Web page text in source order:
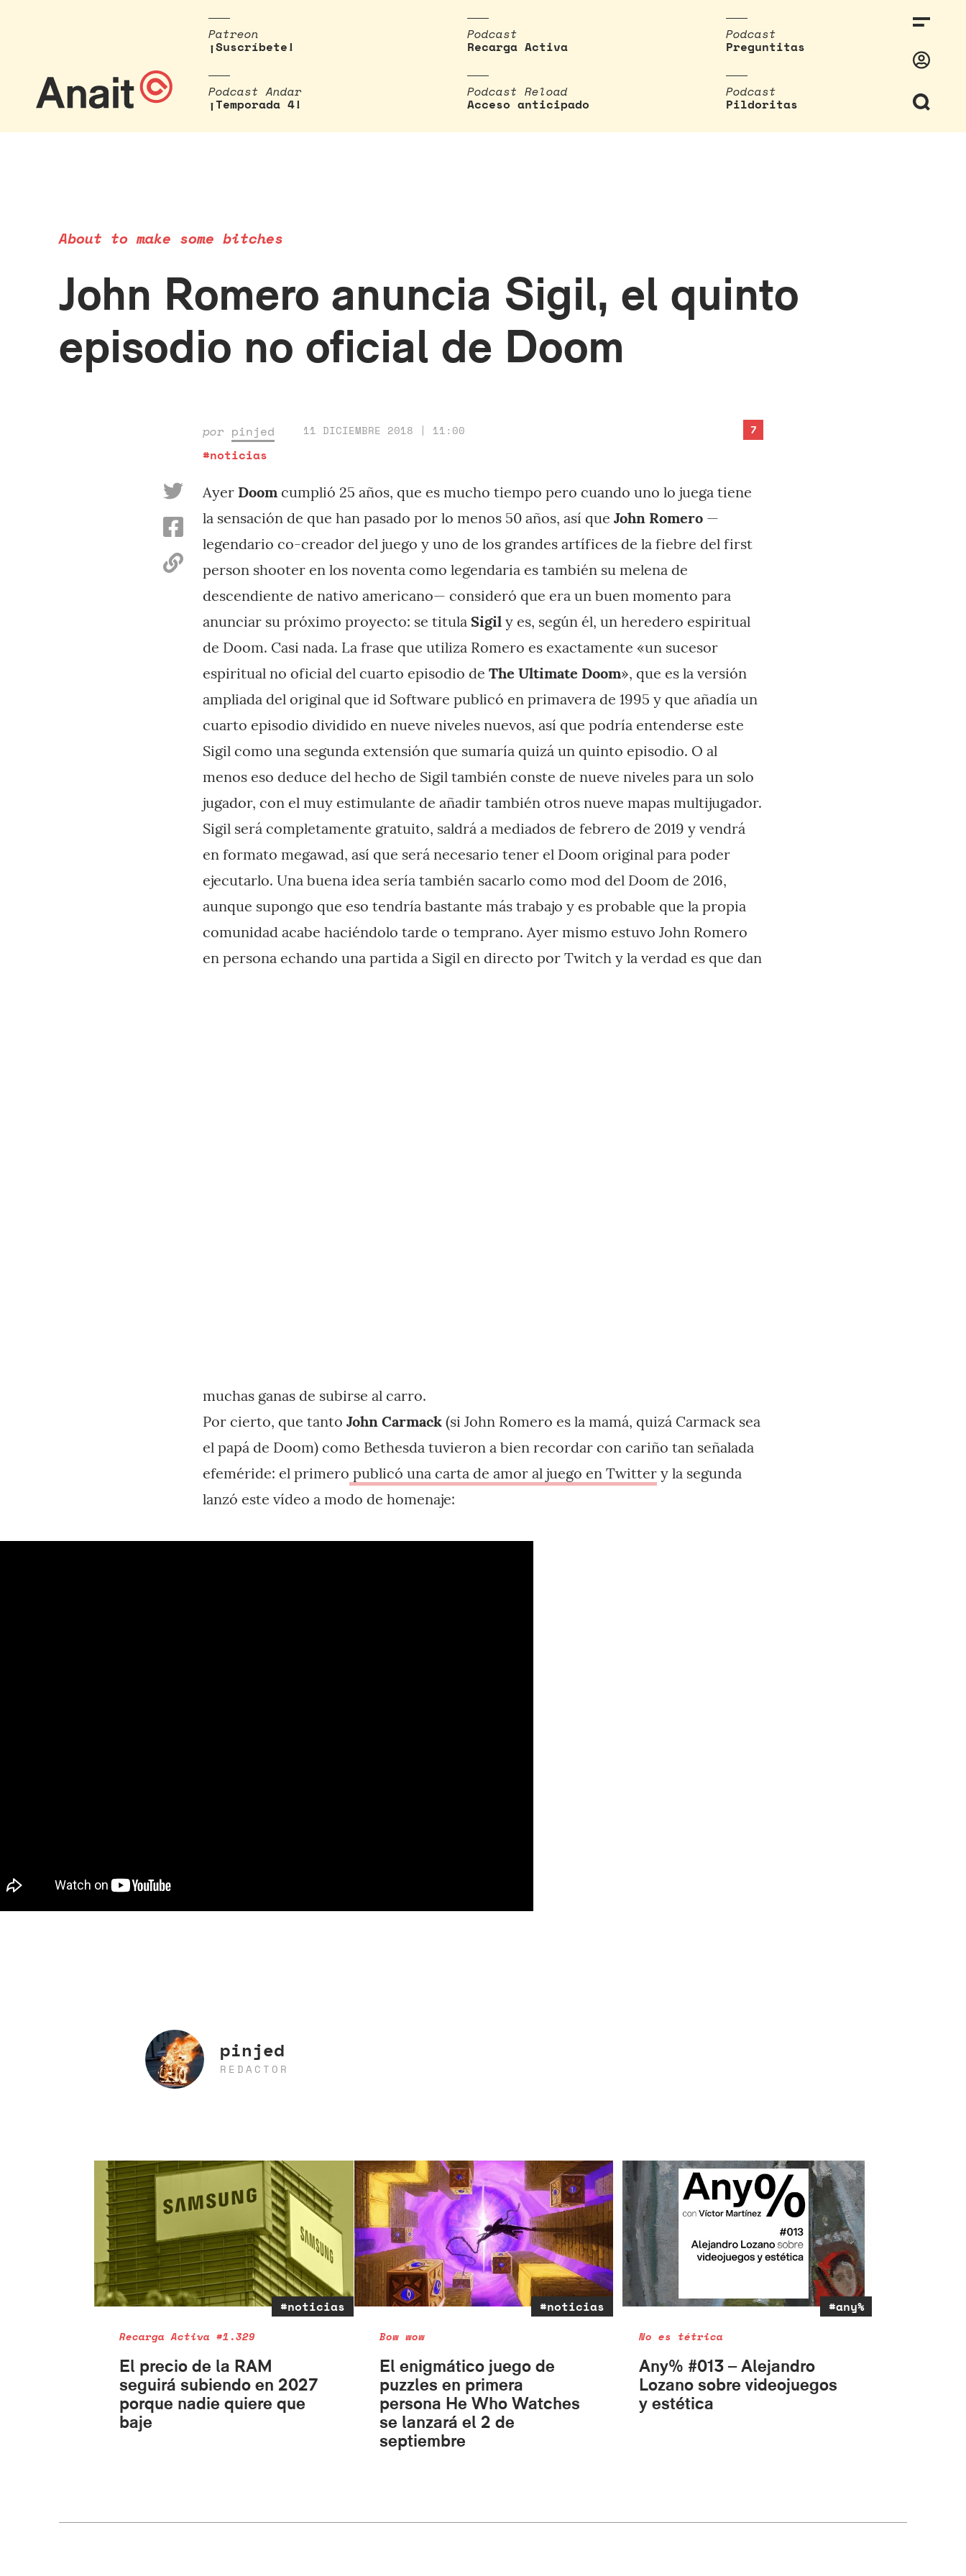
Patreon
¡Suscríbete!
Podcast
Recarga Activa
Podcast
Preguntitas
Podcast Andar
¡Temporada 4!
Podcast Reload
Acceso anticipado
Podcast
Pildoritas
About to make some bitches
John Romero anuncia Sigil, el quinto
episodio no oficial de Doom
por pinjed 11 DICIEMBRE 2018 | 11:00
#noticias
7
Ayer Doom cumplió 25 años, que es mucho tiempo pero cuando uno lo juega tiene
la sensación de que han pasado por lo menos 50 años, así que John Romero —
legendario co-creador del juego y uno de los grandes artífices de la fiebre del first
person shooter en los noventa como legendaria es también su melena de
descendiente de nativo americano— consideró que era un buen momento para
anunciar su próximo proyecto: se titula Sigil y es, según él, un heredero espiritual
de Doom. Casi nada. La frase que utiliza Romero es exactamente «un sucesor
espiritual no oficial del cuarto episodio de The Ultimate Doom», que es la versión
ampliada del original que id Software publicó en primavera de 1995 y que añadía un
cuarto episodio dividido en nueve niveles nuevos, así que podría entenderse este
Sigil como una segunda extensión que sumaría quizá un quinto episodio. O al
menos eso deduce del hecho de Sigil también conste de nueve niveles para un solo
jugador, con el muy estimulante de añadir también otros nueve mapas multijugador.
Sigil será completamente gratuito, saldrá a mediados de febrero de 2019 y vendrá
en formato megawad, así que será necesario tener el Doom original para poder
ejecutarlo. Una buena idea sería también sacarlo como mod del Doom de 2016,
aunque supongo que eso tendría bastante más trabajo y es probable que la propia
comunidad acabe haciéndolo tarde o temprano. Ayer mismo estuvo John Romero
en persona echando una partida a Sigil en directo por Twitch y la verdad es que dan
muchas ganas de subirse al carro.
Por cierto, que tanto John Carmack (si John Romero es la mamá, quizá Carmack sea
el papá de Doom) como Bethesda tuvieron a bien recordar con cariño tan señalada
efeméride: el primero publicó una carta de amor al juego en Twitter y la segunda
lanzó este vídeo a modo de homenaje:
pinjed
REDACTOR
#noticias
Recarga Activa #1.329
El precio de la RAM
seguirá subiendo en 2027
porque nadie quiere que
baje
#noticias
Bow wow
El enigmático juego de
puzzles en primera
persona He Who Watches
se lanzará el 2 de
septiembre
#any%
No es tétrica
Any% #013 – Alejandro
Lozano sobre videojuegos
y estética